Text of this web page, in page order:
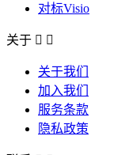
对标Visio
关于  
关于我们
加入我们
服务条款
隐私政策